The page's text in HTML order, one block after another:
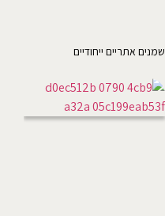
שמנים אתריים ייחודיים